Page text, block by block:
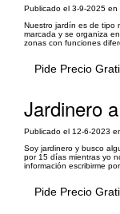
Publicado el 3-9-2025 en
Nuestro jardín es de tipo
marcada y se organiza
zonas con funciones
Pide Precio
Jardinero
Publicado el 12-6-2023
Soy jardinero y busco
por 15 días mientras yo
información escribirme
Pide Precio